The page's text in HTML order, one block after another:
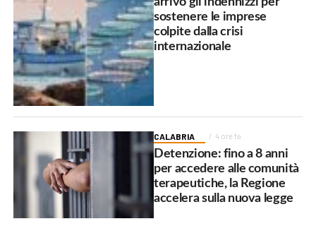
sostenere le imprese
colpite dalla crisi
internazionale
CALABRIA 4 ore fa
Detenzione: fino a 8 anni
per accedere alle comunità
terapeutiche, la Regione
accelera sulla nuova legge